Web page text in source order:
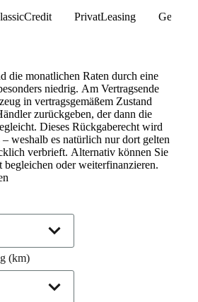
PrivatLeasing
die monatlichen Raten durch eine
niedrig. Am Vertragsende
in vertragsgemäßem Zustand
zurückgeben, der dann die
Dieses Rückgaberecht wird
weshalb es natürlich nur dort gelten
verbrieft. Alternativ können Sie
begleichen oder weiterfinanzieren.
(km)